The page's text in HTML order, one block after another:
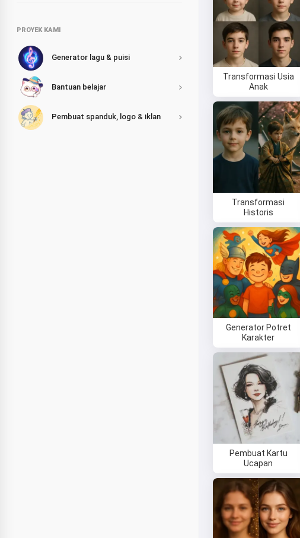
PROYEK KAMI
Generator lagu & puisi
Bantuan belajar
Pembuat spanduk, logo & iklan
Transformasi Usia
Anak
Transformasi
Historis
Generator Potret
Karakter
Pembuat Kartu
Ucapan